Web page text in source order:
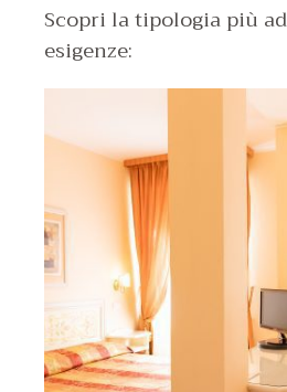
Scopri la tipologia più
esigenze: